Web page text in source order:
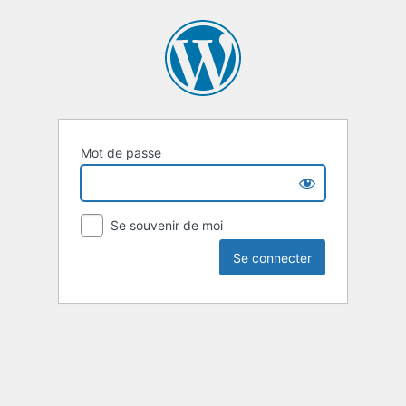
Mot de passe
Se souvenir de moi